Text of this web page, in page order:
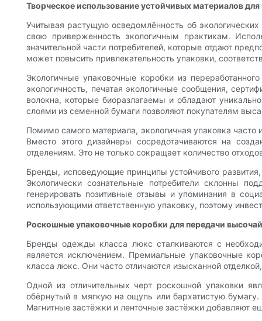
Творческое использование устойчивых материалов
Учитывая растущую осведомлённость об
свою приверженность экологичным практикам.
значительной части потребителей, которые отдают
может повысить привлекательность упаковки,
Экологичные упаковочные коробки из
экологичность, печатая экологичные сообщения,
волокна, которые биоразлагаемы и обладают
слоями из семенной бумаги позволяют покупателям
Помимо самого материала, экологичная упаковка
Вместо этого дизайнеры сосредотачиваются на
отделениям. Это не только сокращает количество
Бренды, исповедующие принципы устойчивого
Экологически сознательные потребители склонны
генерировать позитивные отзывы и упоминания в
использующими ответственную упаковку, поэтому
Роскошные упаковочные коробки для передачи
Бренды одежды класса люкс сталкиваются с
является исключением. Премиальные упаковочные
класса люкс. Они часто отличаются изысканной
Одной из отличительных черт роскошной упаковки
обёрнутый в мягкую на ощупь или бархатистую
Магнитные застёжки и ленточные застёжки добавляют